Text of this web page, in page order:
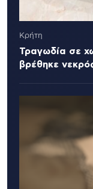
Κρήτη
Τραγωδία σε
βρέθηκε